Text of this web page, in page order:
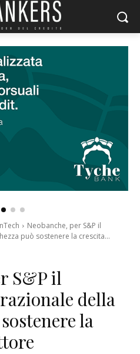
Neobanche, per S&P il
può sostenere la crescita...
S&P il
della
la